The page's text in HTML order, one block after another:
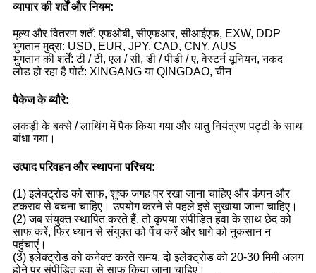
व्यापार की शर्तें और नियम:
मूल्य और वितरण शर्तें: एफओबी, सीएफआर, सीआईएफ, EXW, DDP
भुगतान मुद्रा: USD, EUR, JPY, CAD, CNY, AUS
भुगतान की शर्तें: टी / टी, एल / सी, डी / पीडी / ए, वेस्टर्न यूनियन, नकद
लोड हो रहा है पोर्ट: XINGANG या QINGDAO, चीन
पैकेज के ब्यौरे:
लकड़ी के बक्से / लाथिंग में पैक किया गया और धातु नियंत्रण पट्टी के साथ
बांधा गया।
उत्पाद परिवहन और स्थापना परिचय:
(1) इलेक्ट्रोड को साफ, शुष्क जगह पर रखा जाना चाहिए और कंपन और
टकराव से बचना चाहिए। उपयोग करने से पहले इसे सुखाया जाना चाहिए।
(2) जब संयुक्त स्थापित करते हैं, तो कृपया संपीड़ित हवा के साथ छेद को
साफ करें, फिर ध्यान से संयुक्त को पेंच करें और धागे को नुकसान न
पहुंचाएं।
(3) इलेक्ट्रोड को कनेक्ट करते समय, दो इलेक्ट्रोड को 20-30 मिमी अलग
होने पर संपीड़ित हवा से साफ किया जाना चाहिए।